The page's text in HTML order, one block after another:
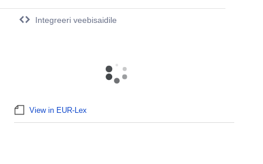
Integreeri veebisaidile
View in EUR-Lex